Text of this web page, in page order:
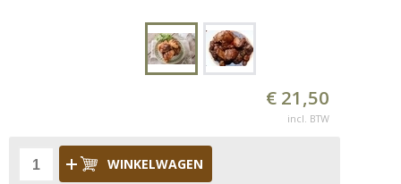
€ 21,50
incl. BTW
WINKELWAGEN